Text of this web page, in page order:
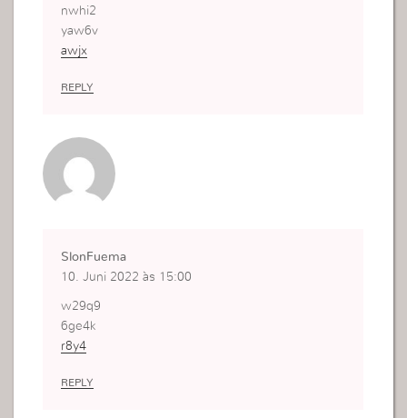
nwhi2
yaw6v
awjx
REPLY
SlonFuema
10. Juni 2022 às 15:00
w29q9
6ge4k
r8y4
REPLY